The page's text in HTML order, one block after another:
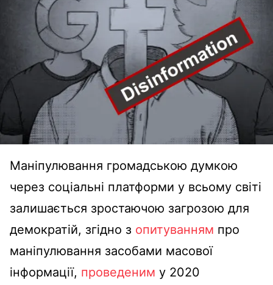
Маніпулювання громадською думкою
через соціальні платформи у всьому світі
залишається зростаючою загрозою для
демократій, згідно з опитуванням про
маніпулювання засобами масової
інформації, проведеним у 2020